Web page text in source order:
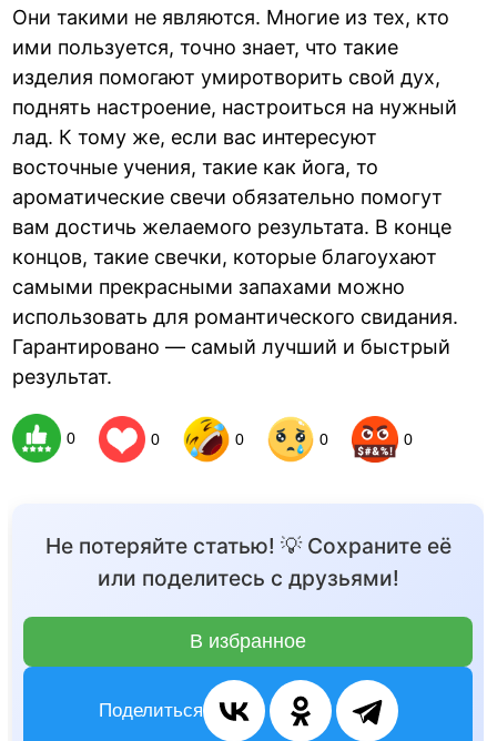
Они такими не являются. Многие из тех, кто
ими пользуется, точно знает, что такие
изделия помогают умиротворить свой дух,
поднять настроение, настроиться на нужный
лад. К тому же, если вас интересуют
восточные учения, такие как йога, то
ароматические свечи обязательно помогут
вам достичь желаемого результата. В конце
концов, такие свечки, которые благоухают
самыми прекрасными запахами можно
использовать для романтического свидания.
Гарантировано — самый лучший и быстрый
результат.
0 0 0 0 0
Не потеряйте статью! 💡 Сохраните её
или поделитесь с друзьями!
В избранное
Поделиться